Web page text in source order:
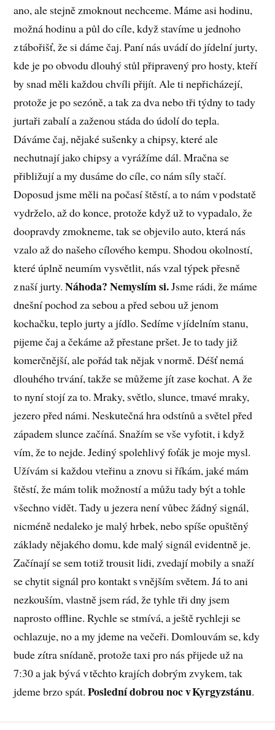
ano, ale stejně zmoknout nechceme. Máme asi hodinu,
možná hodinu a půl do cíle, když stavíme u jednoho
z tábořišť, že si dáme čaj. Paní nás uvádí do jídelní jurty,
kde je po obvodu dlouhý stůl připravený pro hosty, kteří
by snad měli každou chvíli přijít. Ale ti nepřicházejí,
protože je po sezóně, a tak za dva nebo tři týdny to tady
jurtaři zabalí a zaženou stáda do údolí do tepla.
Dáváme čaj, nějaké sušenky a chipsy, které ale
nechutnají jako chipsy a vyrážíme dál. Mračna se
přibližují a my dusáme do cíle, co nám síly stačí.
Doposud jsme měli na počasí štěstí, a to nám v podstatě
vydrželo, až do konce, protože když už to vypadalo, že
doopravdy zmokneme, tak se objevilo auto, která nás
vzalo až do našeho cílového kempu. Shodou okolností,
které úplně neumím vysvětlit, nás vzal týpek přesně
z naší jurty.Náhoda? Nemyslím si.Jsme rádi, že máme
dnešní pochod za sebou a před sebou už jenom
kochačku, teplo jurty a jídlo. Sedíme v jídelním stanu,
pijeme čaj a čekáme až přestane pršet. Je to tady již
komerčnější, ale pořád tak nějak v normě. Déšť nemá
dlouhého trvání, takže se můžeme jít zase kochat. A že
to nyní stojí za to. Mraky, světlo, slunce, tmavé mraky,
jezero před námi. Neskutečná hra odstínů a světel před
západem slunce začíná. Snažím se vše vyfotit, i když
vím, že to nejde. Jediný spolehlivý foťák je moje mysl.
Užívám si každou vteřinu a znovu si říkám, jaké mám
štěstí, že mám tolik možností a můžu tady být a tohle
všechno vidět. Tady u jezera není vůbec žádný signál,
nicméně nedaleko je malý hrbek, nebo spíše opuštěný
základy nějakého domu, kde malý signál evidentně je.
Začínají se sem totiž trousit lidi, zvedají mobily a snaží
se chytit signál pro kontakt s vnějším světem. Já to ani
nezkouším, vlastně jsem rád, že tyhle tři dny jsem
naprosto offline. Rychle se stmívá, a ještě rychleji se
ochlazuje, no a my jdeme na večeři. Domlouvám se, kdy
bude zítra snídaně, protože taxi pro nás přijede už na
7:30 a jak bývá v těchto krajích dobrým zvykem, tak
jdeme brzo spát.Poslední dobrou noc v Kyrgyzstánu.